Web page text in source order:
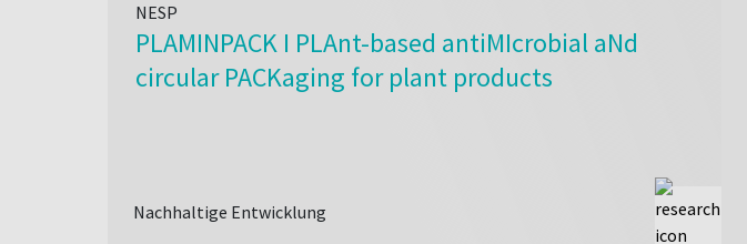
NESP
PLAMINPACK I PLAnt-based antiMIcrobial aNd
circular PACKaging for plant products
Nachhaltige Entwicklung